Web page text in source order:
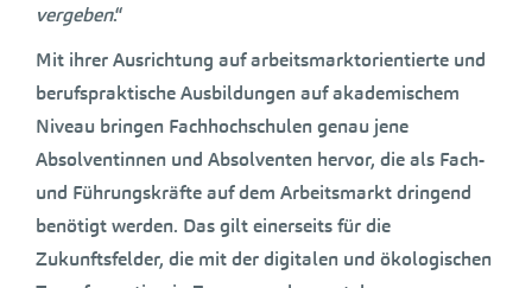
vergeben.“
Mit ihrer Ausrichtung auf arbeitsmarktorientierte und
berufspraktische Ausbildungen auf akademischem
Niveau bringen Fachhochschulen genau jene
Absolventinnen und Absolventen hervor, die als Fach-
und Führungskräfte auf dem Arbeitsmarkt dringend
benötigt werden. Das gilt einerseits für die
Zukunftsfelder, die mit der digitalen und ökologischen